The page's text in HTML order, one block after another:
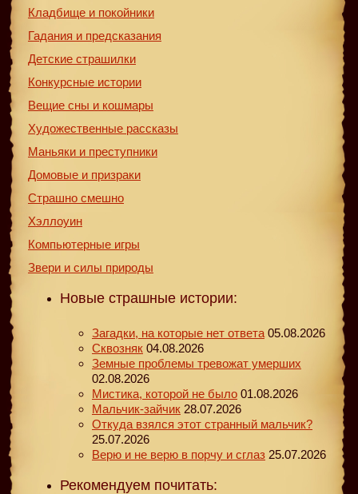
Кладбище и покойники
Гадания и предсказания
Детские страшилки
Конкурсные истории
Вещие сны и кошмары
Художественные рассказы
Маньяки и преступники
Домовые и призраки
Страшно смешно
Хэллоуин
Компьютерные игры
Звери и силы природы
Новые страшные истории:
Загадки, на которые нет ответа 05.08.2026
Сквозняк 04.08.2026
Земные проблемы тревожат умерших
02.08.2026
Мистика, которой не было 01.08.2026
Мальчик-зайчик 28.07.2026
Откуда взялся этот странный мальчик?
25.07.2026
Верю и не верю в порчу и сглаз 25.07.2026
Рекомендуем почитать: